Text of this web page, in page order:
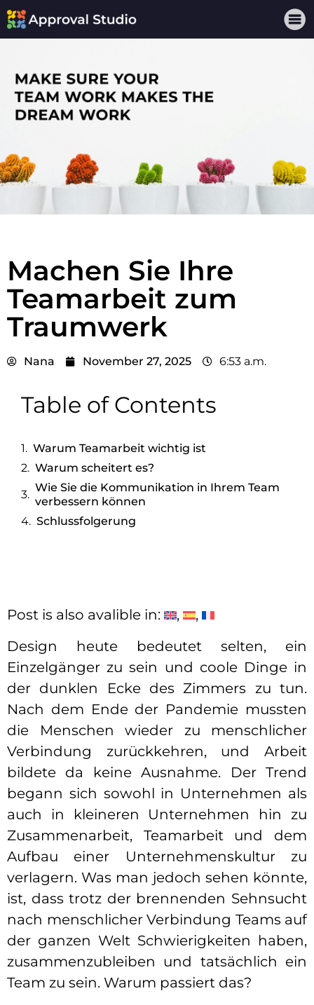
Machen Sie Ihre
Teamarbeit zum
Traumwerk
Nana November 27, 2025 6:53 a.m.
Table of Contents
Warum Teamarbeit wichtig ist
Warum scheitert es?
Wie Sie die Kommunikation in Ihrem Team
verbessern können
Schlussfolgerung
Post is also avalible in:
Design heute bedeutet selten, ein
Einzelgänger zu sein und coole Dinge in
der dunklen Ecke des Zimmers zu tun.
Nach dem Ende der Pandemie mussten
die Menschen wieder zu menschlicher
Verbindung zurückkehren, und Arbeit
bildete da keine Ausnahme. Der Trend
begann sich sowohl in Unternehmen als
auch in kleineren Unternehmen hin zu
Zusammenarbeit, Teamarbeit und dem
Aufbau einer Unternehmenskultur zu
verlagern. Was man jedoch sehen könnte,
ist, dass trotz der brennenden Sehnsucht
nach menschlicher Verbindung Teams auf
der ganzen Welt Schwierigkeiten haben,
zusammenzubleiben und tatsächlich ein
Team zu sein. Warum passiert das?